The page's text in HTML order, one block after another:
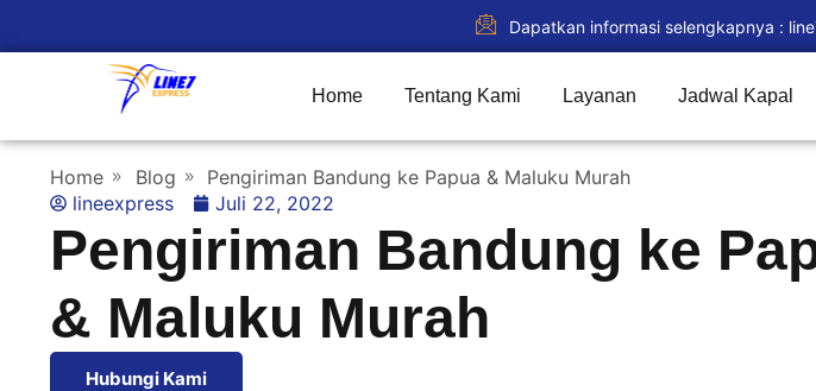
Dapatkan informasi selengkapnya :
Home Tentang Kami Layanan Jadwal Kapal
Home Blog
Pengiriman Bandung ke Papua & Maluku Murah
lineexpress
Juli 22, 2022
Pengiriman Bandung ke
& Maluku Murah
Hubungi Kami